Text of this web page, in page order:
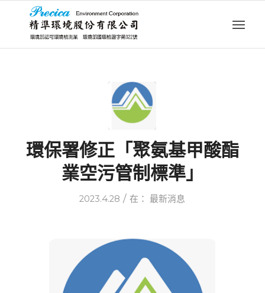
環保署修正「聚氨基甲酸酯
業空污管制標準」
2023.4.28 / 在： 最新消息